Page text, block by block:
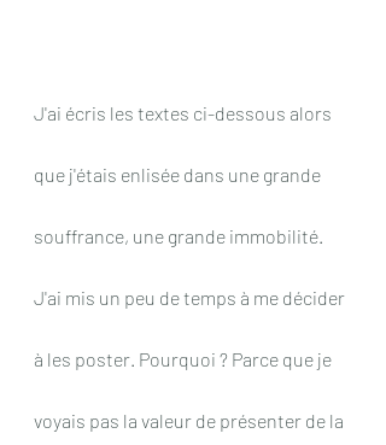
J'ai écris les textes ci-dessous alors
que j'étais enlisée dans une grande
souffrance, une grande immobilité.
J'ai mis un peu de temps à me décider
à les poster. Pourquoi ? Parce que je
voyais pas la valeur de présenter de la